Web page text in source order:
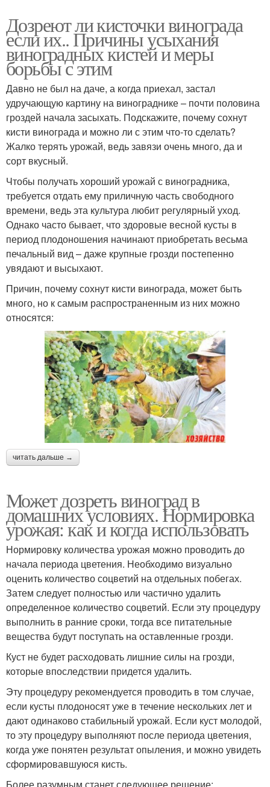
Дозреют ли кисточки винограда
если их.. Причины усыхания
виноградных кистей и меры
борьбы с этим
Давно не был на даче, а когда приехал, застал
удручающую картину на винограднике – почти половина
гроздей начала засыхать. Подскажите, почему сохнут
кисти винограда и можно ли с этим что-то сделать?
Жалко терять урожай, ведь завязи очень много, да и
сорт вкусный.
Чтобы получать хороший урожай с виноградника,
требуется отдать ему приличную часть свободного
времени, ведь эта культура любит регулярный уход.
Однако часто бывает, что здоровые весной кусты в
период плодоношения начинают приобретать весьма
печальный вид – даже крупные грозди постепенно
увядают и высыхают.
Причин, почему сохнут кисти винограда, может быть
много, но к самым распространенным из них можно
относятся:
читать дальше →
Может дозреть виноград в
домашних условиях. Нормировка
урожая: как и когда использовать
Нормировку количества урожая можно проводить до
начала периода цветения. Необходимо визуально
оценить количество соцветий на отдельных побегах.
Затем следует полностью или частично удалить
определенное количество соцветий. Если эту процедуру
выполнить в ранние сроки, тогда все питательные
вещества будут поступать на оставленные грозди.
Куст не будет расходовать лишние силы на грозди,
которые впоследствии придется удалить.
Эту процедуру рекомендуется проводить в том случае,
если кусты плодоносят уже в течение нескольких лет и
дают одинаково стабильный урожай. Если куст молодой,
то эту процедуру выполняют после периода цветения,
когда уже понятен результат опыления, и можно увидеть
сформировавшуюся кисть.
Более разумным станет следующее решение: